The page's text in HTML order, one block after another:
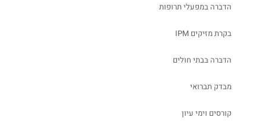
הדברה במפעלי תרופות
בקרת מזיקים IPM
הדברה בבתי חולים
מבדק תברואי
קורסים וימי עיון